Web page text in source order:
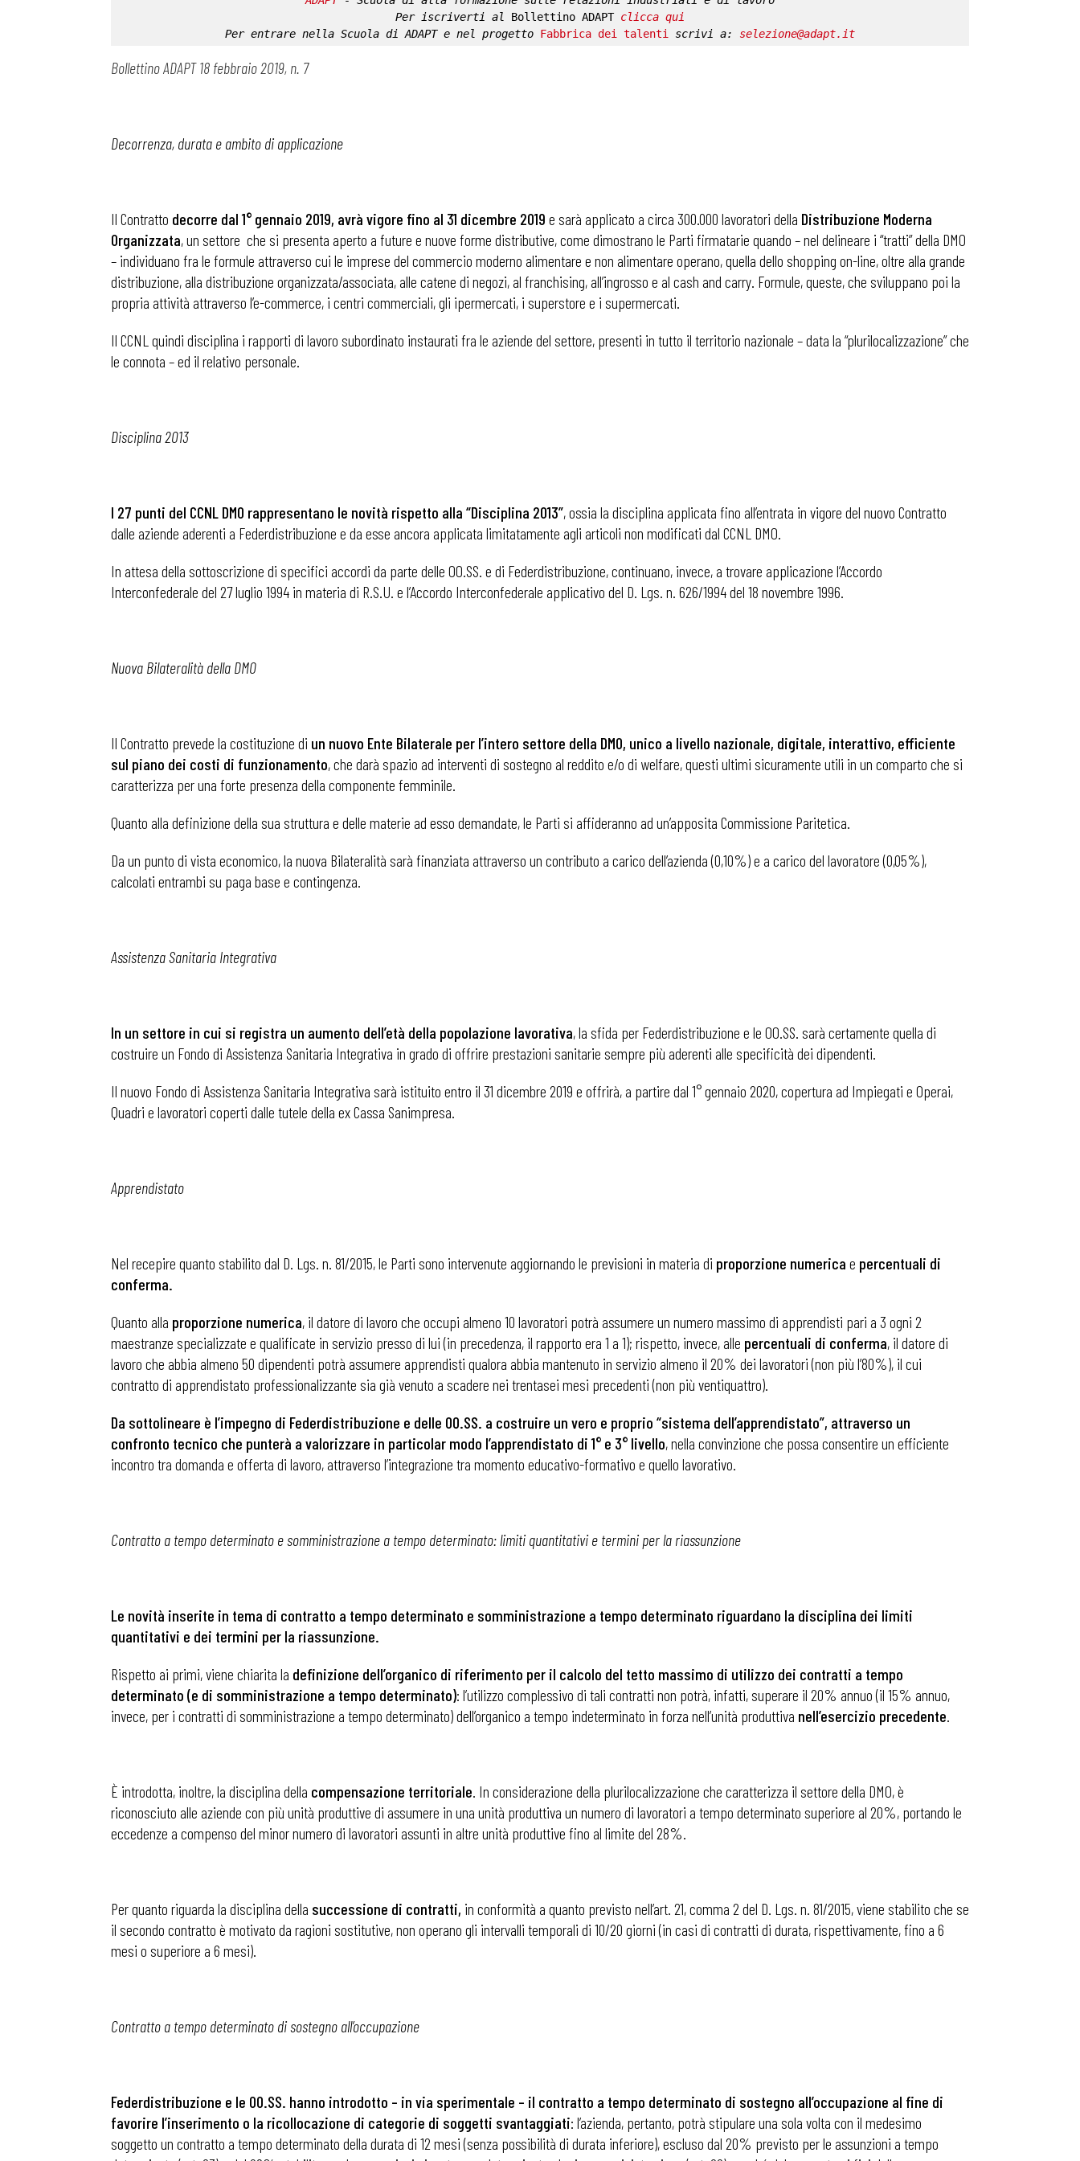
Per iscriverti al Bollettino ADAPT clicca qui
Per entrare nella Scuola di ADAPT e nel progetto Fabbrica dei talenti scrivi a: selezione@adapt.it
Bollettino ADAPT 18 febbraio 2019, n. 7
Decorrenza, durata e ambito di applicazione
Il Contratto decorre dal 1° gennaio 2019, avrà vigore fino al 31 dicembre 2019 e sarà applicato a circa 300.000 lavoratori della Distribuzione Moderna
Organizzata, un settore che si presenta aperto a future e nuove forme distributive, come dimostrano le Parti firmatarie quando ­– nel delineare i “tratti” della DMO
­– individuano fra le formule attraverso cui le imprese del commercio moderno alimentare e non alimentare operano, quella dello shopping on-line, oltre alla grande
distribuzione, alla distribuzione organizzata/associata, alle catene di negozi, al franchising, all’ingrosso e al cash and carry. Formule, queste, che sviluppano poi la
propria attività attraverso l’e-commerce, i centri commerciali, gli ipermercati, i superstore e i supermercati.
Il CCNL quindi disciplina i rapporti di lavoro subordinato instaurati fra le aziende del settore, presenti in tutto il territorio nazionale – data la “plurilocalizzazione” che
le connota – ed il relativo personale.
Disciplina 2013
I 27 punti del CCNL DMO rappresentano le novità rispetto alla “Disciplina 2013”, ossia la disciplina applicata fino all’entrata in vigore del nuovo Contratto
dalle aziende aderenti a Federdistribuzione e da esse ancora applicata limitatamente agli articoli non modificati dal CCNL DMO.
In attesa della sottoscrizione di specifici accordi da parte delle OO.SS. e di Federdistribuzione, continuano, invece, a trovare applicazione l’Accordo
Interconfederale del 27 luglio 1994 in materia di R.S.U. e l’Accordo Interconfederale applicativo del D. Lgs. n. 626/1994 del 18 novembre 1996.
Nuova Bilateralità della DMO
Il Contratto prevede la costituzione di un nuovo Ente Bilaterale per l’intero settore della DMO, unico a livello nazionale, digitale, interattivo, efficiente
sul piano dei costi di funzionamento, che darà spazio ad interventi di sostegno al reddito e/o di welfare, questi ultimi sicuramente utili in un comparto che si
caratterizza per una forte presenza della componente femminile.
Quanto alla definizione della sua struttura e delle materie ad esso demandate, le Parti si affideranno ad un’apposita Commissione Paritetica.
Da un punto di vista economico, la nuova Bilateralità sarà finanziata attraverso un contributo a carico dell’azienda (0,10%) e a carico del lavoratore (0,05%),
calcolati entrambi su paga base e contingenza.
Assistenza Sanitaria Integrativa
In un settore in cui si registra un aumento dell’età della popolazione lavorativa, la sfida per Federdistribuzione e le OO.SS. sarà certamente quella di
costruire un Fondo di Assistenza Sanitaria Integrativa in grado di offrire prestazioni sanitarie sempre più aderenti alle specificità dei dipendenti.
Il nuovo Fondo di Assistenza Sanitaria Integrativa sarà istituito entro il 31 dicembre 2019 e offrirà, a partire dal 1° gennaio 2020, copertura ad Impiegati e Operai,
Quadri e lavoratori coperti dalle tutele della ex Cassa Sanimpresa.
Apprendistato
Nel recepire quanto stabilito dal D. Lgs. n. 81/2015, le Parti sono intervenute aggiornando le previsioni in materia di proporzione numerica e percentuali di
conferma.
Quanto alla proporzione numerica, il datore di lavoro che occupi almeno 10 lavoratori potrà assumere un numero massimo di apprendisti pari a 3 ogni 2
maestranze specializzate e qualificate in servizio presso di lui (in precedenza, il rapporto era 1 a 1); rispetto, invece, alle percentuali di conferma, il datore di
lavoro che abbia almeno 50 dipendenti potrà assumere apprendisti qualora abbia mantenuto in servizio almeno il 20% dei lavoratori (non più l’80%), il cui
contratto di apprendistato professionalizzante sia già venuto a scadere nei trentasei mesi precedenti (non più ventiquattro).
Da sottolineare è l’impegno di Federdistribuzione e delle OO.SS. a costruire un vero e proprio “sistema dell’apprendistato”, attraverso un
confronto tecnico che punterà a valorizzare in particolar modo l’apprendistato di 1° e 3° livello, nella convinzione che possa consentire un efficiente
incontro tra domanda e offerta di lavoro, attraverso l’integrazione tra momento educativo-formativo e quello lavorativo.
Contratto a tempo determinato e somministrazione a tempo determinato: limiti quantitativi e termini per la riassunzione
Le novità inserite in tema di contratto a tempo determinato e somministrazione a tempo determinato riguardano la disciplina dei limiti
quantitativi e dei termini per la riassunzione.
Rispetto ai primi, viene chiarita la definizione dell’organico di riferimento per il calcolo del tetto massimo di utilizzo dei contratti a tempo
determinato (e di somministrazione a tempo determinato): l’utilizzo complessivo di tali contratti non potrà, infatti, superare il 20% annuo (il 15% annuo,
invece, per i contratti di somministrazione a tempo determinato) dell’organico a tempo indeterminato in forza nell’unità produttiva nell’esercizio precedente.
È introdotta, inoltre, la disciplina della compensazione territoriale. In considerazione della plurilocalizzazione che caratterizza il settore della DMO, è
riconosciuto alle aziende con più unità produttive di assumere in una unità produttiva un numero di lavoratori a tempo determinato superiore al 20%, portando le
eccedenze a compenso del minor numero di lavoratori assunti in altre unità produttive fino al limite del 28%.
Per quanto riguarda la disciplina della successione di contratti, in conformità a quanto previsto nell’art. 21, comma 2 del D. Lgs. n. 81/2015, viene stabilito che se
il secondo contratto è motivato da ragioni sostitutive, non operano gli intervalli temporali di 10/20 giorni (in casi di contratti di durata, rispettivamente, fino a 6
mesi o superiore a 6 mesi).
Contratto a tempo determinato di sostegno all’occupazione
Federdistribuzione e le OO.SS. hanno introdotto – in via sperimentale – il contratto a tempo determinato di sostegno all’occupazione al fine di
favorire l’inserimento o la ricollocazione di categorie di soggetti svantaggiati: l’azienda, pertanto, potrà stipulare una sola volta con il medesimo
soggetto un contratto a tempo determinato della durata di 12 mesi (senza possibilità di durata inferiore), escluso dal 20% previsto per le assunzioni a tempo